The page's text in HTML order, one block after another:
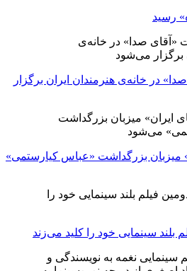
در خانه‌ی هنرمندان ایران برگزار
میزبان بزرگداشت «عباس کیارستمی»
بلند سینمایی خود را کلید می‌زند